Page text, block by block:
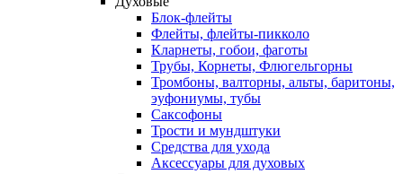
Блок-флейты
Флейты, флейты-пикколо
Кларнеты, гобои, фаготы
Трубы, Корнеты, Флюгельгорны
Тромбоны, валторны, альты, баритоны,
эуфониумы, тубы
Саксофоны
Трости и мундштуки
Средства для ухода
Аксессуары для духовых